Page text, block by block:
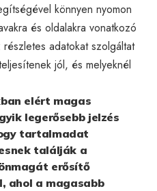
könnyen nyomon
és oldalakra vonatkozó
adatokat szolgáltat
jól, és melyeknél
elért magas
legerősebb jelzés
tartalmadat
találják a
erősítő
ahol a magasabb